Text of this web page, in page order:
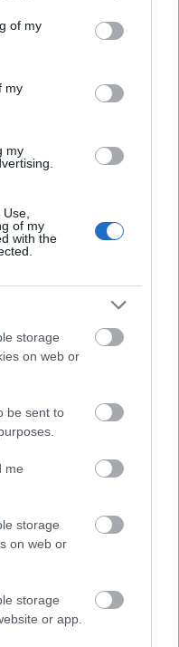
You may click to
its third-party tags to
in below Google
of my
my
my
of my
with the
storage
on web or
be sent to
me
storage
on web or
storage
or app.
το ταξίδι του
του 24ου
ο Αρχηγός
Αρχιεπίσκοπο
Υόρκη και τον
Ουάσινγκτον κ.
των κατ’ ιδίαν
και ο κ.
προετοιμασίες
στο πλαίσιο
Αποστολή και να
στη West
της επίσκεψης
λεύκωμα των 100
ο Αρχηγός της
εργασίες της
που έλαβε
Προσκοπικές
από τις Ομάδες